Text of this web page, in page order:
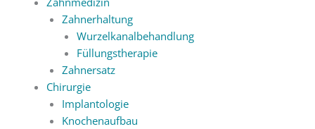
Zahnerhaltung
Wurzelkanalbehandlung
Füllungstherapie
Zahnersatz
Chirurgie
Implantologie
Knochenaufbau